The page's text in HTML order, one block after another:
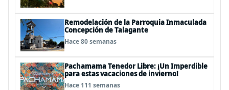
Remodelación de la Parroquia Inmaculada
Concepción de Talagante
Hace 80 semanas
Pachamama Tenedor Libre: ¡Un Imperdible
para estas vacaciones de invierno!
Hace 111 semanas